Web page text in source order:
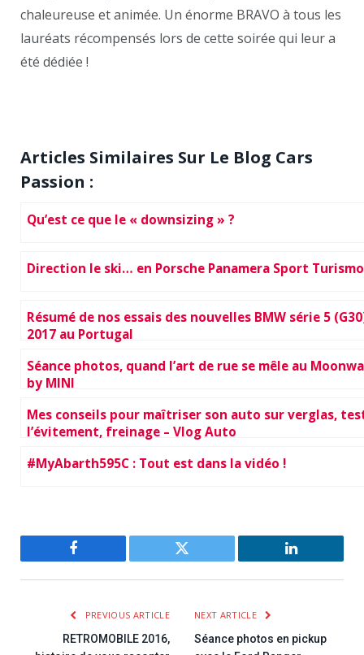
chaleureuse et animée. Un énorme BRAVO à tous les
lauréats récompensés lors de cette soirée qui leur a
été dédiée !
Articles Similaires Sur Le Blog Cars
Passion :
Qu’est ce que le « downsizing » ?
Direction le ski… en Porsche Panamera Sport
Résumé de nos essais des nouvelles BMW série 5
2017 au Portugal
Séance photos, quand l’art de rue se mêle au
by MINI
Mes conseils pour maîtriser son auto sur verglas,
l’évitement, freinage – Vlog Auto
#MyAbarth595C : Tout est dans la vidéo !
Facebook Twitter LinkedIn
PREVIOUS ARTICLE
RETROMOBILE 2016,
NEXT ARTICLE
Séance photos en pickup